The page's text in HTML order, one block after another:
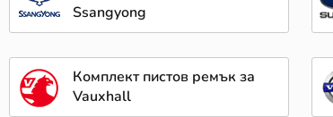
Ssangyong
Комплект пистов ремък за
Vauxhall